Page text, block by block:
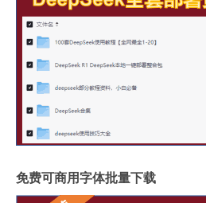
免费可商用字体批量下载